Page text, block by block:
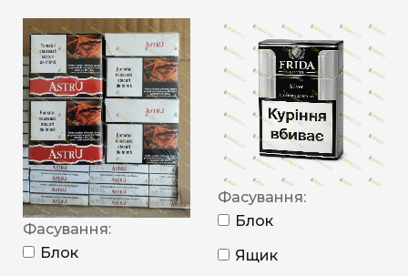
Фасування:
Блок
Фасування:
Блок
Ящик